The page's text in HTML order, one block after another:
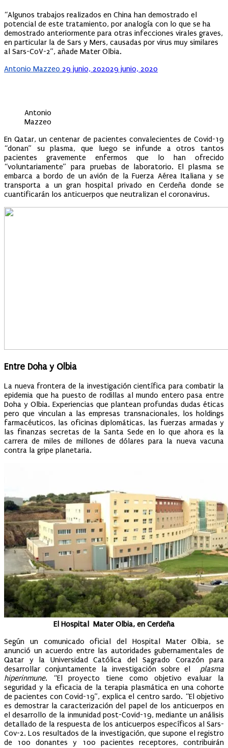
“Algunos trabajos realizados en China han demostrado el
potencial de este tratamiento, por analogía con lo que se ha
demostrado anteriormente para otras infecciones virales graves,
en particular la de Sars y Mers, causadas por virus muy similares
al Sars-CoV-2”, añade Mater Olbia.
Antonio Mazzeo Posted
29 junio, 202029 junio, 2020
Antonio
Mazzeo
En Qatar, un centenar de pacientes convalecientes de Covid-19
“donan” su plasma, que luego se infunde a otros tantos
pacientes gravemente enfermos que lo han ofrecido
“voluntariamente” para pruebas de laboratorio. El plasma se
embarca a bordo de un avión de la Fuerza Aérea Italiana y se
transporta a un gran hospital privado en Cerdeña donde se
cuantificarán los anticuerpos que neutralizan el coronavirus.
Entre Doha y Olbia
La nueva frontera de la investigación científica para combatir la
epidemia que ha puesto de rodillas al mundo entero pasa entre
Doha y Olbia. Experiencias que plantean profundas dudas éticas
pero que vinculan a las empresas transnacionales, los holdings
farmacéuticos, las oficinas diplomáticas, las fuerzas armadas y
las finanzas secretas de la Santa Sede en lo que ahora es la
carrera de miles de millones de dólares para la nueva vacuna
contra la gripe planetaria.
El Hospital Mater Olbia, en Cerdeña
Según un comunicado oficial del Hospital Mater Olbia, se
anunció un acuerdo entre las autoridades gubernamentales de
Qatar y la Universidad Católica del Sagrado Corazón para
desarrollar conjuntamente la investigación sobre el plasma
hiperinmune. “El proyecto tiene como objetivo evaluar la
seguridad y la eficacia de la terapia plasmática en una cohorte
de pacientes con Covid-19”, explica el centro sardo. “El objetivo
es demostrar la caracterización del papel de los anticuerpos en
el desarrollo de la inmunidad post-Covid-19, mediante un análisis
detallado de la respuesta de los anticuerpos específicos al Sars-
Cov-2. Los resultados de la investigación, que supone el registro
de 100 donantes y 100 pacientes receptores, contribuirán